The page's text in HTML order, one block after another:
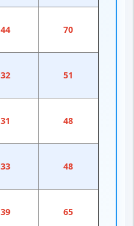
44 70
32 51
31 48
33 48
39 65